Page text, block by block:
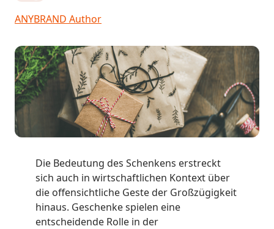
ANYBRAND Author
Die Bedeutung des Schenkens erstreckt
sich auch in wirtschaftlichen Kontext über
die offensichtliche Geste der Großzügigkeit
hinaus. Geschenke spielen eine
entscheidende Rolle in der